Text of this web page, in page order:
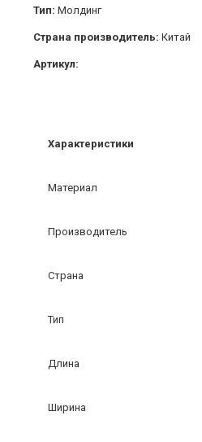
Тип: Молдинг
Страна производитель: Китай
Артикул:
Характеристики
Материал
Производитель
Страна
Тип
Длина
Ширина